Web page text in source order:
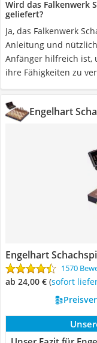
Wird das Falkenwerk
geliefert?
Ja, das Falkenwerk
Anleitung und
Anfänger hilfreich ist,
ihre Fähigkeiten zu
Engelhart
Engelhart
1570
ab 24,00 € ( Sofort